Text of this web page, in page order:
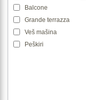
Balcone
Grande terrazza
Veš mašina
Peškiri